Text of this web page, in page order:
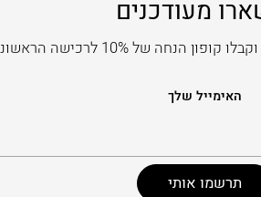
מעודכנים
הנחה של 10% לרכישה הראשונה
האימייל שלך